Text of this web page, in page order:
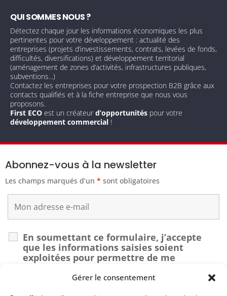
Gérer le consentement
QUI SOMMES NOUS ?
Détectez chaque jour les informations économiques les plus
pertinentes pour votre développement : actualité des
entreprises (projets d’investissements, contrats, levées de fonds,
difficultés, diversifications) et développement territorial
(aménagement de zones d’activités, infrastructures publiques,
subventions...)
Contactez les entreprises pour votre prospection B2B grâce aux
contacts qualifiés et à la fiche entreprise que nous vous
proposons.
First ECO est un créateurd’opportunités pour votre
développement commercial !
Abonnez-vous à la newsletter
Les champs marqués d’un * sont obligatoires
En soumettant ce formulaire, j’accepte
que les informations saisies soient
exploitées pour permettre de me